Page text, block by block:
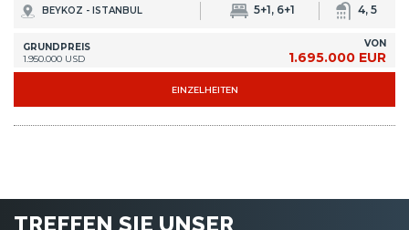
BEYKOZ - ISTANBUL 5+1, 6+1 4, 5
GRUNDPREIS
1.950.000 USD
VON
1.695.000 EUR
EINZELHEITEN
TREFFEN SIE UNSER